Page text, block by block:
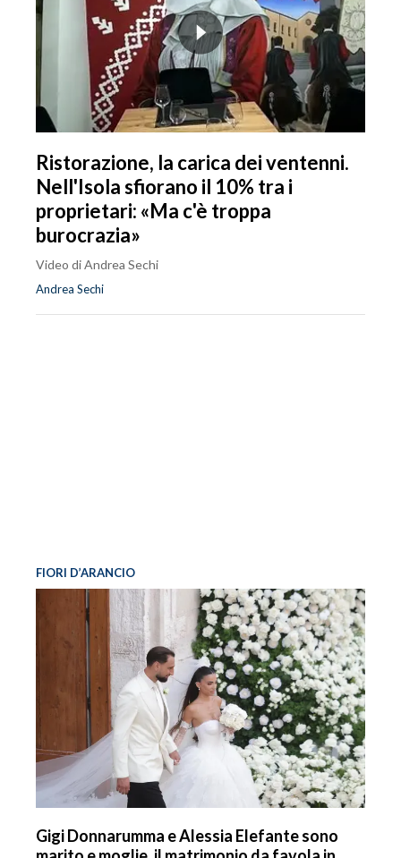
Ristorazione, la carica dei ventenni.
Nell'Isola sfiorano il 10% tra i
proprietari: «Ma c'è troppa
burocrazia»
Video di Andrea Sechi
Andrea Sechi
FIORI D’ARANCIO
Gigi Donnarumma e Alessia Elefante sono